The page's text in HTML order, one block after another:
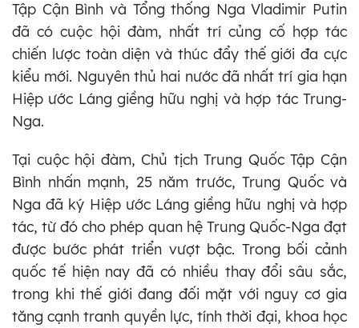
Tập Cận Bình và Tổng thống Nga Vladimir Putin
đã có cuộc hội đàm, nhất trí củng cố hợp tác
chiến lược toàn diện và thúc đẩy thế giới đa cực
kiểu mới. Nguyên thủ hai nước đã nhất trí gia hạn
Hiệp ước Láng giềng hữu nghị và hợp tác Trung-
Nga.
Tại cuộc hội đàm, Chủ tịch Trung Quốc Tập Cận
Bình nhấn mạnh, 25 năm trước, Trung Quốc và
Nga đã ký Hiệp ước Láng giềng hữu nghị và hợp
tác, từ đó cho phép quan hệ Trung Quốc-Nga đạt
được bước phát triển vượt bậc. Trong bối cảnh
quốc tế hiện nay đã có nhiều thay đổi sâu sắc,
trong khi thế giới đang đối mặt với nguy cơ gia
tăng cạnh tranh quyền lực, tính thời đại, khoa học